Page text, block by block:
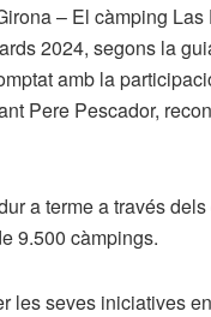
– El càmping
2024, segons la
amb la
Pere Pescador,
a terme a través
9.500 càmpings.
les seves iniciatives